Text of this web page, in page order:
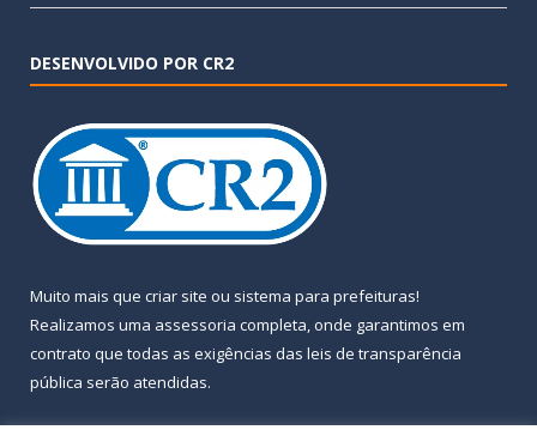
DESENVOLVIDO POR CR2
Muito mais que criar site ou sistema para prefeituras!
Realizamos uma assessoria completa, onde garantimos em
contrato que todas as exigências das leis de transparência
pública serão atendidas.